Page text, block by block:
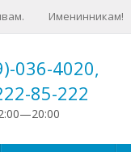
Именинникам!
036-4020,
85-222